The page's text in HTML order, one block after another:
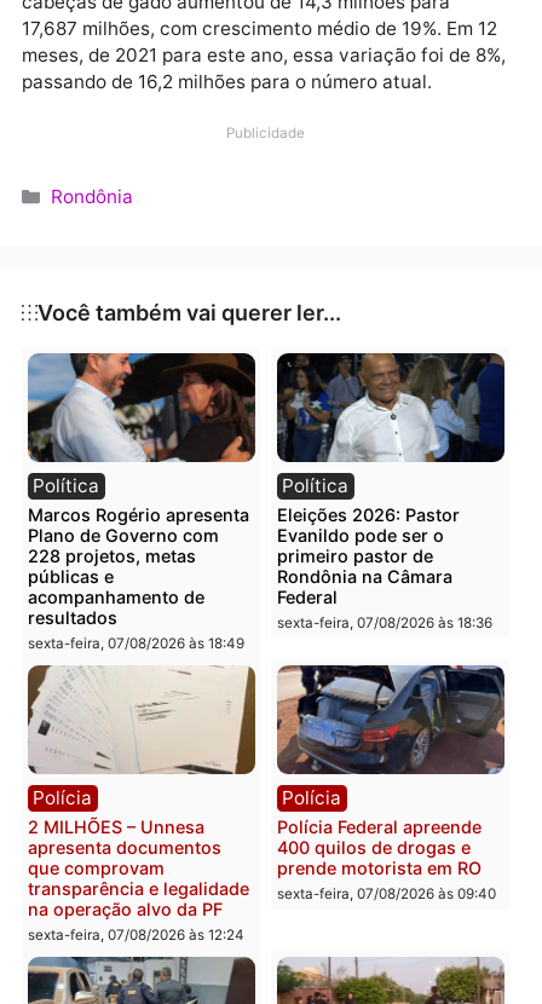
Rondônia possui um rebanho bovino de 17, 687
de cabeças, sendo o maior dentro das áreas
reconhecidas internacionalmente, como livre de
aftosa sem vacinação, destaque que afeta
que a região oferta carne de qualidade para todo o
mundo.
cabeças de gado aumentou de 14,3 milhões para
17,687 milhões, com crescimento médio de 19%. Em
meses, de 2021 para este ano, essa variação foi de
passando de 16,2 milhões para o número atual.
Publicidade
Categorias
Rondônia
Você também vai querer ler...
Política
Marcos Rogério apresenta
Plano de Governo com
228 projetos, metas
públicas e
acompanhamento de
resultados
Política
Eleições 2026: Pastor
Evanildo pode ser o
Federal
sexta-feira, 07/08/2026 às